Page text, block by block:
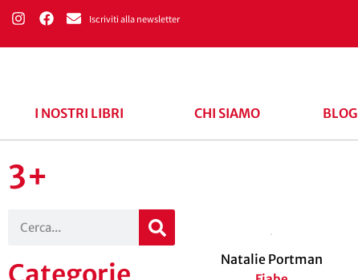
Iscriviti alla newsletter
I NOSTRI LIBRI CHI SIAMO BLOG
3+
Natalie Portman